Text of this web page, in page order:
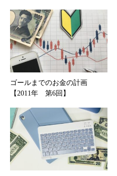
ゴールまでのお金の計画
【2011年 第6回】